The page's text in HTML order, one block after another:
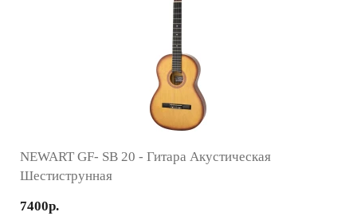
NEWART GF- SB 20 - Гитара Акустическая
Шестиструнная
7400р.